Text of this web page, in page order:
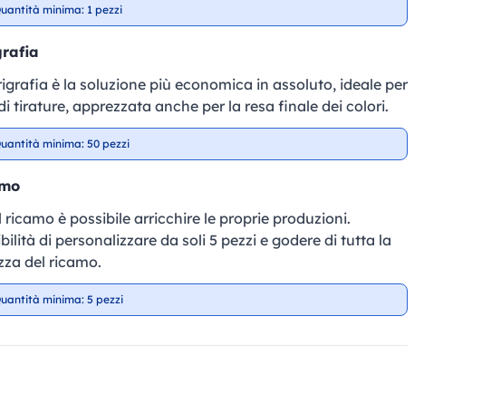
minima: 1 pezzi
è la soluzione più economica in assoluto, ideale per
tirature, apprezzata anche per la resa finale dei colori.
minima: 50 pezzi
ricamo è possibile arricchire le proprie produzioni.
di personalizzare da soli 5 pezzi e godere di tutta la
del ricamo.
minima: 5 pezzi